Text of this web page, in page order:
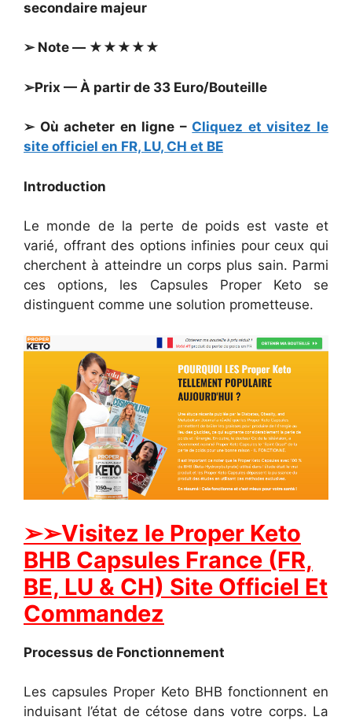
secondaire majeur
➢ Note — ★★★★★
➢Prix — À partir de 33 Euro/Bouteille
➢ Où acheter en ligne – Cliquez et visitez le
site officiel en FR, LU, CH et BE
Introduction
Le monde de la perte de poids est vaste et
varié, offrant des options infinies pour ceux qui
cherchent à atteindre un corps plus sain. Parmi
ces options, les Capsules Proper Keto se
distinguent comme une solution prometteuse.
➢➢Visitez le Proper Keto
BHB Capsules France (FR,
BE, LU & CH) Site Officiel Et
Commandez
Processus de Fonctionnement
Les capsules Proper Keto BHB fonctionnent en
induisant l’état de cétose dans votre corps. La